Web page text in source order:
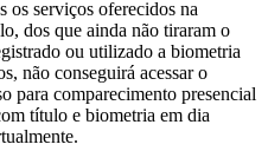
os serviços oferecidos na
dos que ainda não tiraram o
ou utilizado a biometria
não conseguirá acessar o
para comparecimento presencial
título e biometria em dia